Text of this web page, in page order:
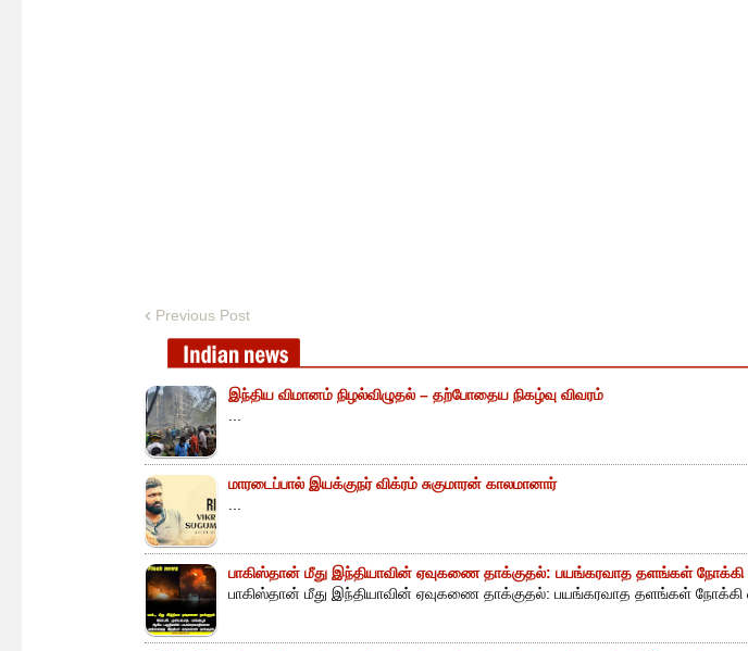
Previous Post
இந்திய விமானம் நிழல்விழுதல் – தற்போதைய நிகழ்வு விவரம்
மாரடைப்பால் இயக்குநர் விக்ரம் சுகுமாரன் காலமானார்
பாகிஸ்தான் மீது இந்தியாவின் ஏவுகணை தாக்குதல்: பயங்கரவாத தளங்கள் நோக்கி
பாகிஸ்தான் மீது இந்தியாவின் ஏவுகணை தாக்குதல்: பயங்கரவாத தளங்கள் நோக்கி